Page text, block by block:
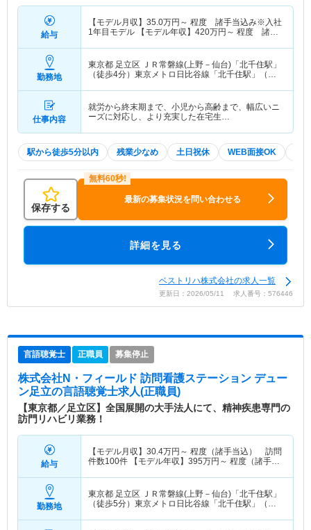
給与
【モデル月収】 35.0万円～ 程度 諸手当込み※入社
1年目モデル 【モデル年収】 420万円～ 程度 諸手
勤務地
東京都 足立区 ＪＲ常磐線(上野－仙台)「北千住駅」
（徒歩4分）東京メトロ日比谷線「北千住駅」（徒
仕事内容
就労から終末期まで、小児から高齢まで、幅広いニ
ーズに対応し、より充実した在宅生…
駅から徒歩5分以内 残業少なめ 土日祝休 WEB面接OK
保存する
最新の募集状況を問い合わせる
詳細を見る
ベストリハ株式会社の求人一覧
更新日：2026/05/11 求人番号：576446
言語聴覚士 正職員 募集停止
株式会社N・フィールド 訪問看護ステーション デュー
ン足立の言語聴覚士求人(正職員)
【東京都／足立区】全国展開の大手法人にて、精神疾患専門の
訪門リハビリ業務！
給与
【モデル月収】 30.4万円～ 程度（諸手当込） 訪問
件数100件 【モデル年収】 395万円～ 程度（諸手当
勤務地
東京都 足立区 ＪＲ常磐線(上野－仙台)「北千住駅」
（徒歩5分）東京メトロ日比谷線「北千住駅」（徒